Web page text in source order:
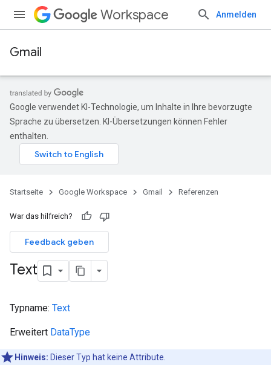
Workspace Anmelden
Gmail
Google verwendet KI-Technologie, um Inhalte in Ihre bevorzugte
Sprache zu übersetzen. KI-Übersetzungen können Fehler
enthalten.
Startseite Google Workspace Gmail Referenzen
War das hilfreich?
Feedback geben
Text
Typname: Text
Erweitert DataType
Hinweis: Dieser Typ hat keine Attribute.